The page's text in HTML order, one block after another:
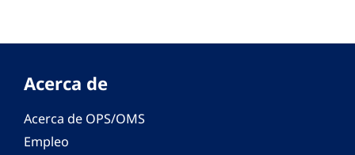
Acerca de
Acerca de OPS/OMS
Empleo